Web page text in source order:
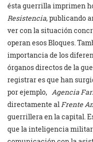
ésta guerrilla imprimen
Resistencia, publicando
ver con la situación
operan esos Bloques.
importancia de los
órganos directos de la
registrar es que han
por ejemplo, Agencia
directamente al Frente
guerrillera en la capital.
que la inteligencia